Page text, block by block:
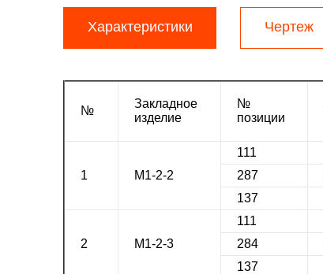
Характеристики Чертеж
№
Закладное
изделие
№
позиции
1 М1-2-2
111
287
137
2 М1-2-3
111
284
137